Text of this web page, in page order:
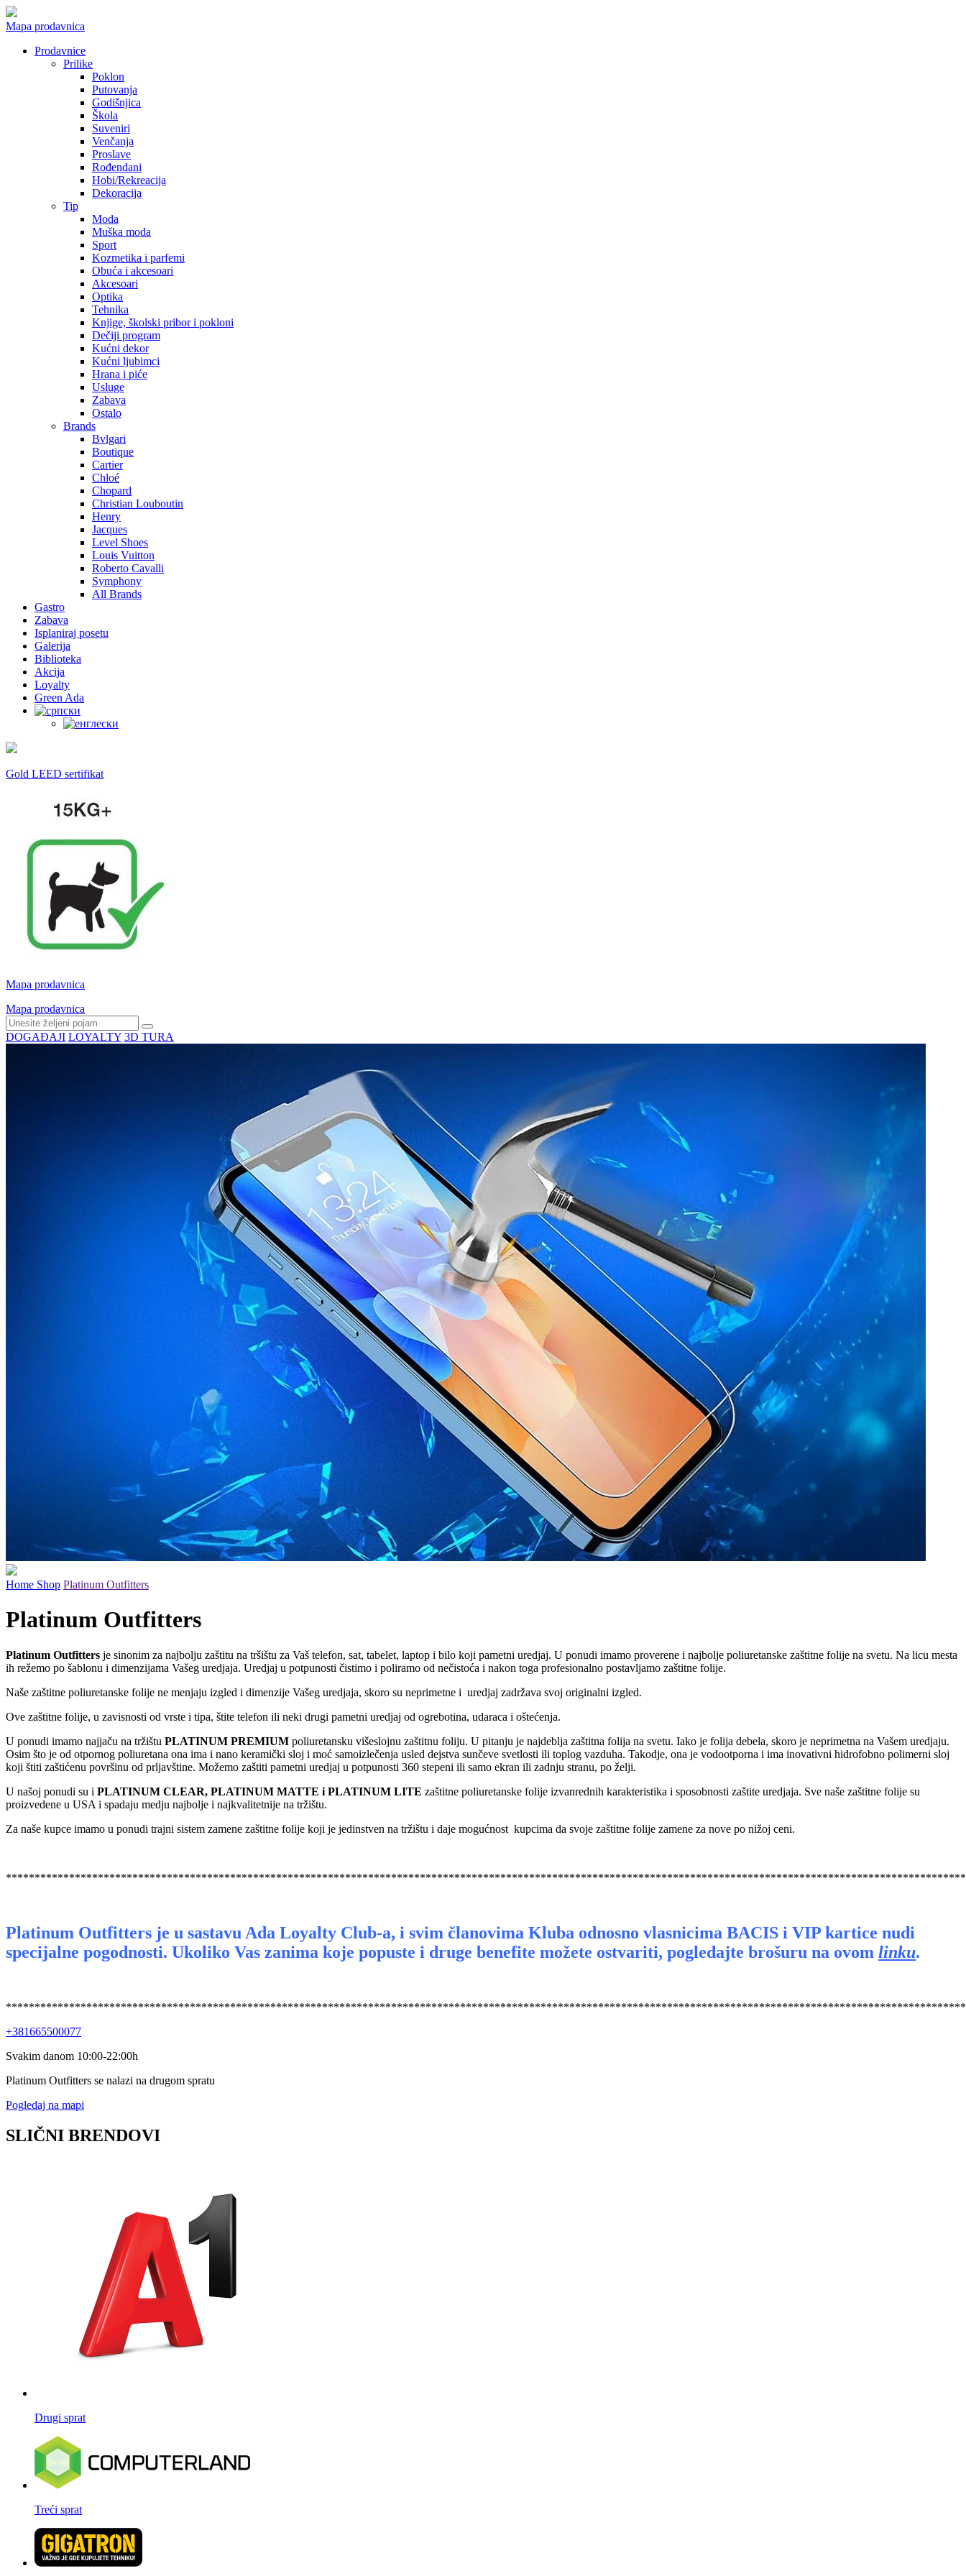
Mapa prodavnica
Prodavnice
Prilike
Poklon
Putovanja
Godišnjica
Škola
Suveniri
Venčanja
Proslave
Rođendani
Hobi/Rekreacija
Dekoracija
Tip
Moda
Muška moda
Sport
Kozmetika i parfemi
Obuća i akcesoari
Akcesoari
Optika
Tehnika
Knjige, školski pribor i pokloni
Dečiji program
Kućni dekor
Kućni ljubimci
Hrana i piće
Usluge
Zabava
Ostalo
Brands
Bvlgari
Boutique
Cartier
Chloé
Chopard
Christian Louboutin
Henry
Jacques
Level Shoes
Louis Vuitton
Roberto Cavalli
Symphony
All Brands
Gastro
Zabava
Isplaniraj posetu
Galerija
Biblioteka
Akcija
Loyalty
Green Ada
Gold LEED sertifikat
Mapa prodavnica
Mapa prodavnica
DOGAĐAJI LOYALTY 3D TURA
Home Shop Platinum Outfitters
Platinum Outfitters
Platinum Outfitters je sinonim za najbolju zaštitu na tršištu za Vaš telefon, sat, tabelet, laptop i bilo koji pametni uredjaj. U ponudi imamo proverene i najbolje poliuretanske zaštitne folije na svetu. Na licu mesta
ih režemo po šablonu i dimenzijama Vašeg uredjaja. Uredjaj u potpunosti čistimo i poliramo od nečistoća i nakon toga profesionalno postavljamo zaštitne folije.
Naše zaštitne poliuretanske folije ne menjaju izgled i dimenzije Vašeg uredjaja, skoro su neprimetne i uredjaj zadržava svoj originalni izgled.
Ove zaštitne folije, u zavisnosti od vrste i tipa, štite telefon ili neki drugi pametni uredjaj od ogrebotina, udaraca i oštećenja.
U ponudi imamo najjaču na tržištu PLATINUM PREMIUM poliuretansku višeslojnu zaštitnu foliju. U pitanju je najdeblja zaštitna folija na svetu. Iako je folija debela, skoro je neprimetna na Vašem uredjaju.
Osim što je od otpornog poliuretana ona ima i nano keramički sloj i moć samoizlečenja usled dejstva sunčeve svetlosti ili toplog vazduha. Takodje, ona je vodootporna i ima inovativni hidrofobno polimerni sloj
koji štiti zaštićenu površinu od prljavštine. Možemo zaštiti pametni uredjaj u potpunosti 360 stepeni ili samo ekran ili zadnju stranu, po želji.
U našoj ponudi su i PLATINUM CLEAR, PLATINUM MATTE i PLATINUM LITE zaštitne poliuretanske folije izvanrednih karakteristika i sposobnosti zaštite uredjaja. Sve naše zaštitne folije su
proizvedene u USA i spadaju medju najbolje i najkvalitetnije na tržištu.
Za naše kupce imamo u ponudi trajni sistem zamene zaštitne folije koji je jedinstven na tržištu i daje mogućnost kupcima da svoje zaštitne folije zamene za nove po nižoj ceni.
Platinum Outfitters je u sastavu Ada Loyalty Club-a, i svim članovima Kluba odnosno vlasnicima BACIS i VIP kartice nudi
specijalne pogodnosti. Ukoliko Vas zanima koje popuste i druge benefite možete ostvariti, pogledajte brošuru na ovom linku.
+381665500077
Svakim danom 10:00-22:00h
Platinum Outfitters se nalazi na drugom spratu
Pogledaj na mapi
SLIČNI BRENDOVI
Drugi sprat
Treći sprat